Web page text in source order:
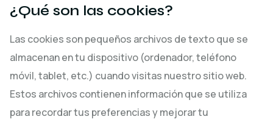
¿Qué son las cookies?
Las cookies son pequeños archivos de texto que se
almacenan en tu dispositivo (ordenador, teléfono
móvil, tablet, etc.) cuando visitas nuestro sitio web.
Estos archivos contienen información que se utiliza
para recordar tus preferencias y mejorar tu